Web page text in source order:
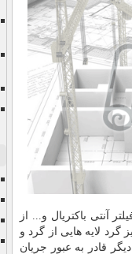
آنتی باکتریال و... از
لایه هایی از گرد و
قادر به عبور جریان